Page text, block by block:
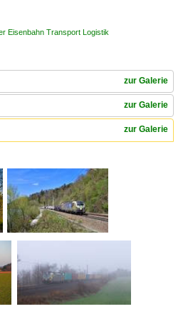
Eisenbahn Transport Logistik
zur Galerie
zur Galerie
zur Galerie